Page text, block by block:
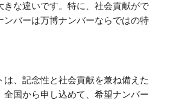
きな違いです。特に、社会貢献がで
ンバーは万博ナンバーならではの特
は、記念性と社会貢献を兼ね備えた
全国から申し込めて、希望ナンバー